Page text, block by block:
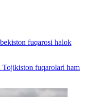
fuqarosi halok
Tojikiston fuqarolari ham